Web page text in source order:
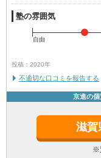
塾の雰囲気
自由
投稿：2020年
不適切な口コミを報告する
京進の
滋賀
※